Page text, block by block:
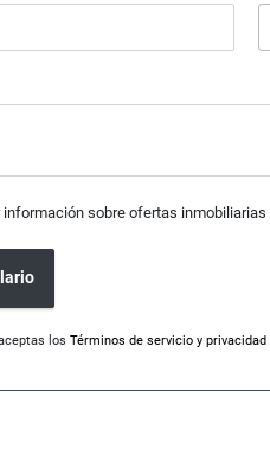
información sobre ofertas inmobiliarias
losTérminos de servicio y privacidad